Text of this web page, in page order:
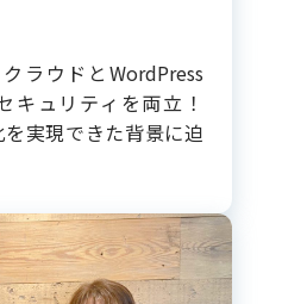
ラウドとWordPress
キュリティを両立！
実現できた背景に迫